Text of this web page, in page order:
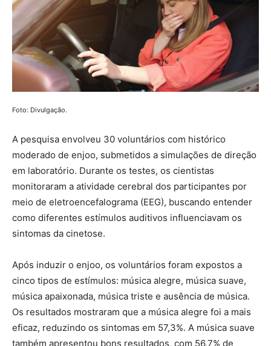
Foto: Divulgação.
A pesquisa envolveu 30 voluntários com histórico
moderado de enjoo, submetidos a simulações de direção
em laboratório. Durante os testes, os cientistas
monitoraram a atividade cerebral dos participantes por
meio de eletroencefalograma (EEG), buscando entender
como diferentes estímulos auditivos influenciavam os
sintomas da cinetose.
Após induzir o enjoo, os voluntários foram expostos a
cinco tipos de estímulos: música alegre, música suave,
música apaixonada, música triste e ausência de música.
Os resultados mostraram que a música alegre foi a mais
eficaz, reduzindo os sintomas em 57,3%. A música suave
também apresentou bons resultados, com 56,7% de